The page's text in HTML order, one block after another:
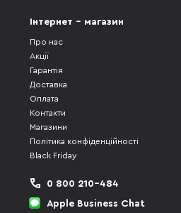
Інтернет - магазин
Про нас
Акції
Гарантія
Доставка
Оплата
Контакти
Магазини
Політика конфіденційності
Black Friday
0 800 210-484
Apple Business Chat